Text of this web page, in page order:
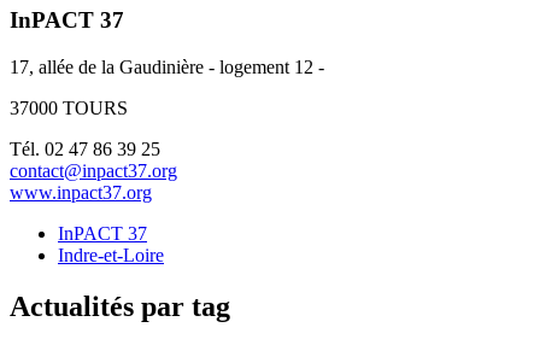
InPACT 37
17, allée de la Gaudinière - logement 12 -
37000 TOURS
Tél. 02 47 86 39 25
contact@inpact37.org
www.inpact37.org
InPACT 37
Indre-et-Loire
Actualités par tag